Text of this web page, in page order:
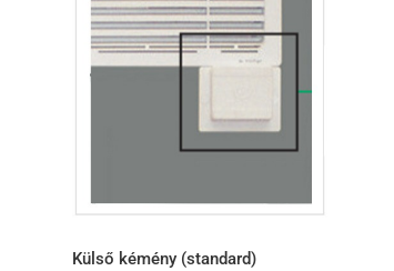
Külső kémény (standard)